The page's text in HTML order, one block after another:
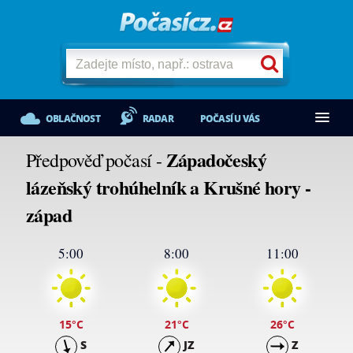
OBLAČNOST RADAR POČASÍ U VÁS
Předpověď počasí -Západočeský
lázeňský trohúhelník a Krušné hory -
západ
5:00
15°C
S
8:00
21°C
JZ
11:00
26°C
Z